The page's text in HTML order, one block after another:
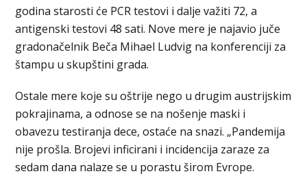
godina starosti će PCR testovi i dalje važiti 72, a
antigenski testovi 48 sati. Nove mere je najavio juče
gradonačelnik Beča Mihael Ludvig na konferenciji za
štampu u skupštini grada.
Ostale mere koje su oštrije nego u drugim austrijskim
pokrajinama, a odnose se na nošenje maski i
obavezu testiranja dece, ostaće na snazi. „Pandemija
nije prošla. Brojevi inficirani i incidencija zaraze za
sedam dana nalaze se u porastu širom Evrope.